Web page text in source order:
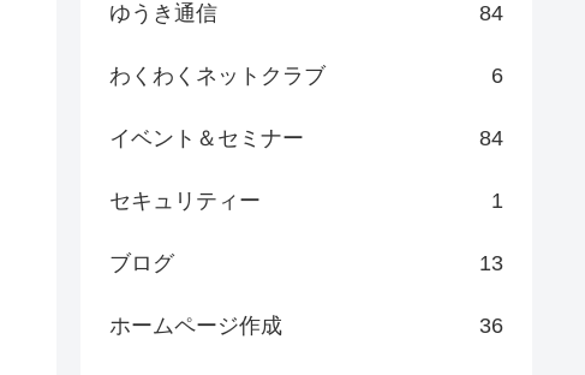
ゆうき通信 84
わくわくネットクラブ 6
イベント＆セミナー 84
セキュリティー 1
ブログ 13
ホームページ作成 36